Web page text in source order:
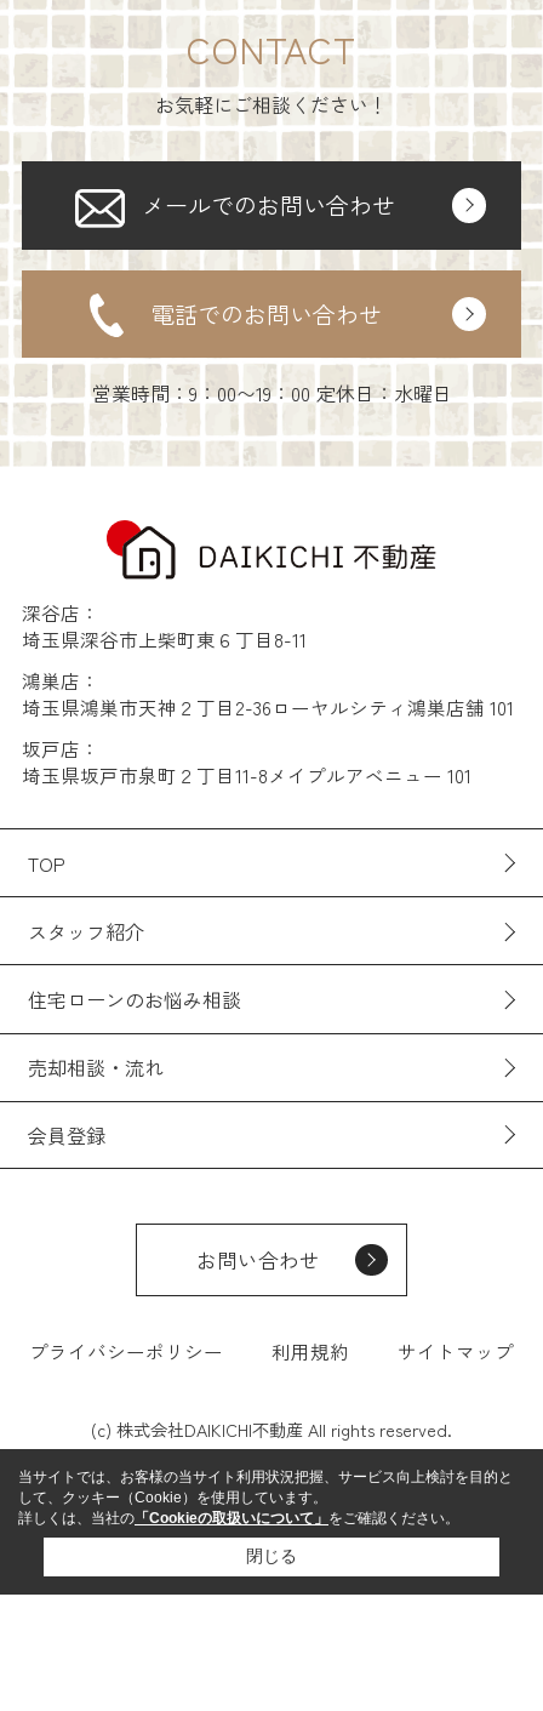
CONTACT
お気軽にご相談ください！
メールでのお問い合わせ
電話でのお問い合わせ
営業時間：9：00〜19：00 定休日：水曜日
深谷店：
埼玉県深谷市上柴町東６丁目8-11
鴻巣店：
埼玉県鴻巣市天神２丁目2-36ローヤルシティ鴻巣店舗 101
坂戸店：
埼玉県坂戸市泉町２丁目11-8メイプルアベニュー 101
TOP
スタッフ紹介
住宅ローンのお悩み相談
売却相談・流れ
会員登録
お問い合わせ
プライバシーポリシー 利用規約 サイトマップ
(c) 株式会社DAIKICHI不動産 All rights reserved.
当サイトでは、お客様の当サイト利用状況把握、サービス向上検討を目的と
して、クッキー（Cookie）を使用しています。
詳しくは、当社の 「Cookieの取扱いについて」 をご確認ください。
閉じる